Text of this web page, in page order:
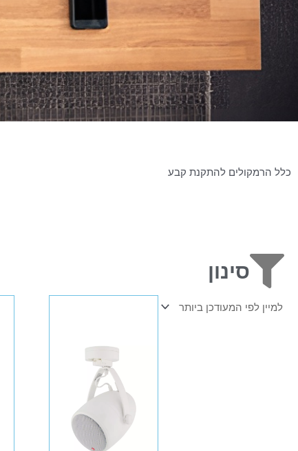
כלל הרמקולים להתקנת קבע
סינון